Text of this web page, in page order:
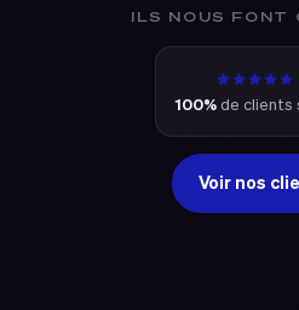
ILS NOUS FONT
100% de clients
Voir nos